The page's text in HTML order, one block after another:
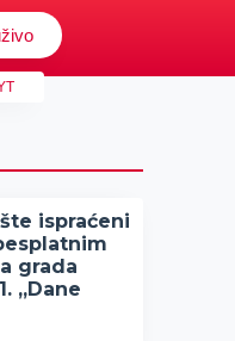
ispraćeni
grada
„Dane